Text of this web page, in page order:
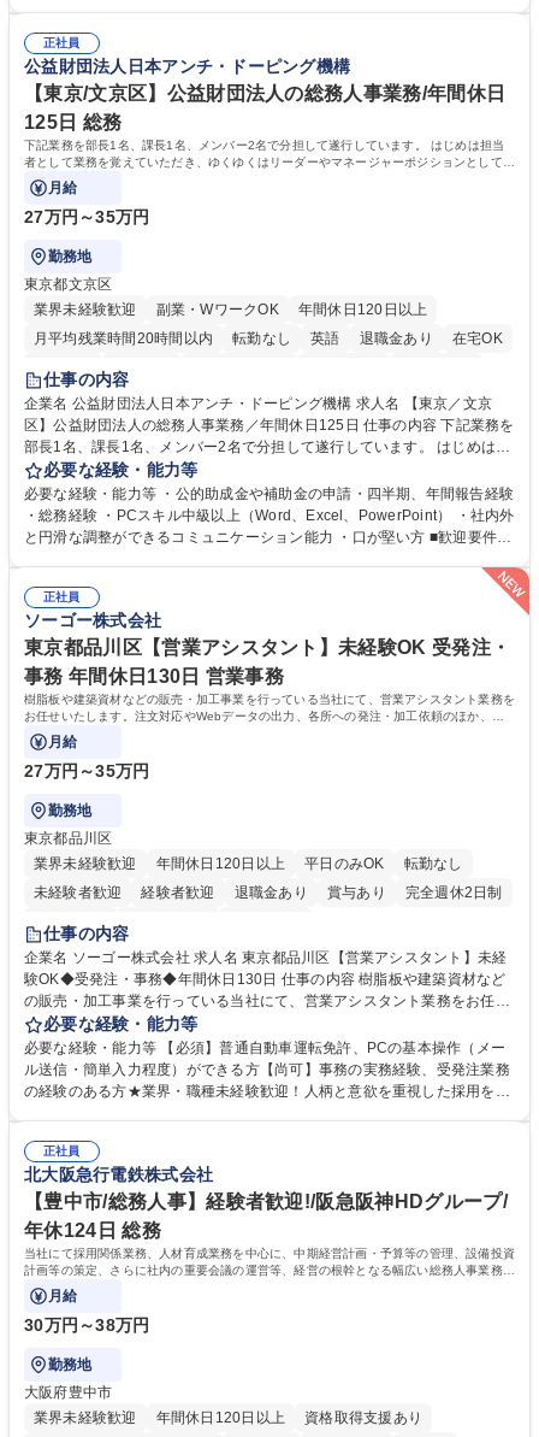
万～・残業10H◆食品原料・健康食品の商社
演算ができる方 ・業務ルールや指示を理解し、行動できる方 学歴・資格
学歴：大学院 大学 短大 語学力： 資格：
正社員
公益財団法人日本アンチ・ドーピング機構
【東京/文京区】公益財団法人の総務人事業務/年間休日
125日 総務
下記業務を部長1名、課長1名、メンバー2名で分担して遂行しています。 はじめは担当
者として業務を覚えていただき、ゆくゆくはリーダーやマネージャーポジションとして活
躍いただくことを期待しています。
月給
27万円～35万円
勤務地
東京都文京区
業界未経験歓迎
副業・WワークOK
年間休日120日以上
月平均残業時間20時間以内
転勤なし 英語 退職金あり
在宅OK
賞与あり
育休あり
食事補助あり
仕事の内容
企業名 公益財団法人日本アンチ・ドーピング機構 求人名 【東京／文京
区】公益財団法人の総務人事業務／年間休日125日 仕事の内容 下記業務を
部長1名、課長1名、メンバー2名で分担して遂行しています。 はじめは担
当者として業務を覚えていただき、ゆくゆくはリーダーやマネージャーポ
ジションとして活躍いただくことを期待しています。 【総務・人事グルー
プの業務内容】 ・人事制度関連 ・採用活動 ・教育研修の企画、実行 ・勤
怠管理 ・官公庁への各種提出 ・法定の会議運営（評議員会、理事会） ・
連 ・衛生管理 ・防災関連・公的助成金の管理・オフィス、ファシリティ
管理 ・福利厚生関連 ・職員からの問合せ、相談対応 ・その他日常の総務
業務全般 募集職種 【東京／文京区】公益財団法人の総務人事業務／年間
休日125日
必要な経験・能力等
必要な経験・能力等 ・公的助成金や補助金の申請・四半期、年間報告経験
・総務経験 ・PCスキル中級以上（Word、Excel、PowerPoint） ・社内外
と円滑な調整ができるコミュニケーション能力 ・口が堅い方 ■歓迎要件
正社員
ソーゴー株式会社
東京都品川区【営業アシスタント】未経験OK 受発注・
事務 年間休日130日 営業事務
樹脂板や建築資材などの販売・加工事業を行っている当社にて、営業アシスタント業務を
お任せいたします。注文対応やWebデータの出力、各所への発注・加工依頼のほか、電
話・メール対応等の事務業務を担当します。
月給
27万円～35万円
勤務地
東京都品川区
業界未経験歓迎
年間休日120日以上 平日のみOK
転勤なし
未経験者歓迎
経験者歓迎 退職金あり 賞与あり
完全週休2日制
交通費支給
仕事の内容
企業名 ソーゴー株式会社 求人名 東京都品川区【営業アシスタント】未経
験OK◆受発注・事務◆年間休日130日 仕事の内容 樹脂板や建築資材など
の販売・加工事業を行っている当社にて、営業アシスタント業務をお任せ
いたします。注文対応やWebデータの出力、各所への発注・加工依頼のほ
か、電話・メール対応等の事務業務を担当します。 ■受注・発注業務：FA
Xによる注文対応、Web発注データのプリントアウト、各仕入先・協力会
社への発注および加工依頼等 ■納品書・請求書の作成および発送手配 ■商
当社の指定する業務 募集職種 東京都品川区【営業アシスタント】未経験O
K◆受発注・事務◆年間休日130日
必要な経験・能力等
必要な経験・能力等 【必須】普通自動車運転免許、PCの基本操作（メー
ル送信・簡単入力程度）ができる方【尚可】事務の実務経験、受発注業務
の経験のある方★業界・職種未経験歓迎！人柄と意欲を重視した採用を行
変化に臨機応変かつ柔軟に対応できる方、約束を守り正確に作業を進めら
れる方を求めています。高度なPCスキルや関数知識は一切不要です。丁
寧な指導体制が整っているため、安心してお仕事をスタートしていただけ
ます。 学歴・資格 学歴：大学院 大学 高専 短大 専修学校 高校 語学力：
資格：
正社員
北大阪急行電鉄株式会社
【豊中市/総務人事】経験者歓迎!/阪急阪神HDグループ/
年休124日 総務
当社にて採用関係業務、人材育成業務を中心に、中期経営計画・予算等の管理、設備投資
計画等の策定、さらに社内の重要会議の運営等、経営の根幹となる幅広い総務人事業務全
般を担当していただきます。
月給
30万円～38万円
勤務地
大阪府豊中市
業界未経験歓迎
年間休日120日以上
資格取得支援あり